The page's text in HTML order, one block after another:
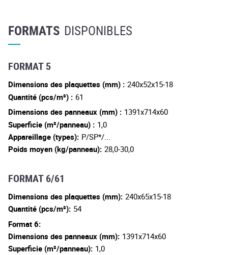
FORMATS DISPONIBLES
FORMAT 5
Dimensions des plaquettes (mm) : 240x52x15-18
Quantité (pcs/m²) : 61
Dimensions des panneaux (mm) : 1391x714x60
Superficie (m²/panneau) : 1,0
Appareillage (types): P/SP*/...
Poids moyen (kg/panneau): 28,0-30,0
FORMAT 6/61
Dimensions des plaquettes (mm): 240x65x15-18
Quantité (pcs/m²): 54
Format 6:
Dimensions des panneaux (mm): 1391x714x60
Superficie (m²/panneau): 1,0